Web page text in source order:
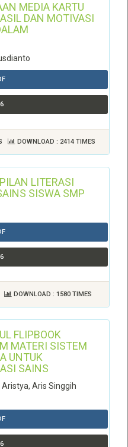
MEDIA KARTU
DAN MOTIVASI
DOWNLOAD : 2414 TIMES
LITERASI
SISWA SMP
DOWNLOAD : 1580 TIMES
FLIPBOOK
MATERI SISTEM
UNTUK
SAINS
Aris Singgih